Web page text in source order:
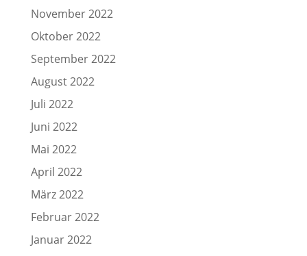
November 2022
Oktober 2022
September 2022
August 2022
Juli 2022
Juni 2022
Mai 2022
April 2022
März 2022
Februar 2022
Januar 2022